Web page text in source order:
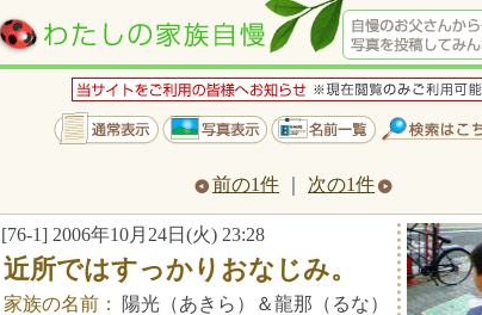
前の1件 次の1件
[76-1] 2006年10月24日(火) 23:28
近所ではすっかりおなじみ。
家族の名前：
陽光（あきら）＆龍那（るな）